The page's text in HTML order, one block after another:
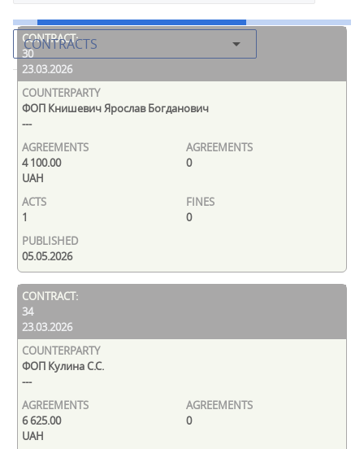
CONTRACTS arrow_drop_down
30
23.03.2026
ФОП Книшевич Ярослав Богданович
---
4 100.00
UAH
0
1 0
05.05.2026
34
23.03.2026
ФОП Кулина С.С.
---
6 625.00
UAH
0